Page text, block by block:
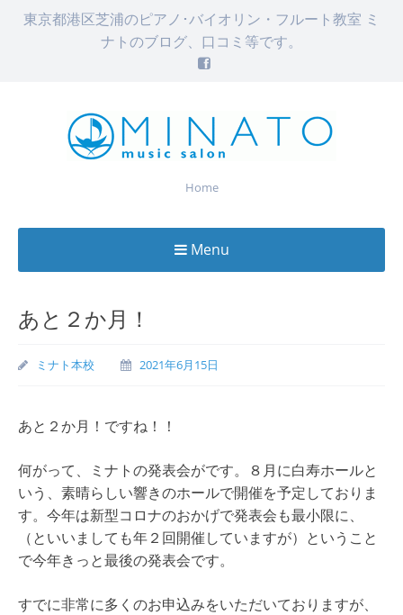
東京都港区芝浦のピアノ･バイオリン・フルート教室 ミ
ナトのブログ、口コミ等です。
Home
Menu
content
あと２か月！
ミナト本校 2021年6月15日
あと２か月！ですね！！
何がって、ミナトの発表会がです。８月に白寿ホールと
いう、素晴らしい響きのホールで開催を予定しておりま
す。今年は新型コロナのおかげで発表会も最小限に、
（といいましても年２回開催していますが）ということ
で今年きっと最後の発表会です。
すでに非常に多くのお申込みをいただいておりますが、